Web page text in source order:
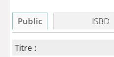
Public ISBD
Titre :